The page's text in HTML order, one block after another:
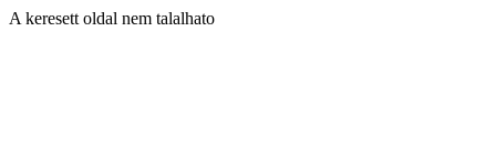
A keresett oldal nem talalhato